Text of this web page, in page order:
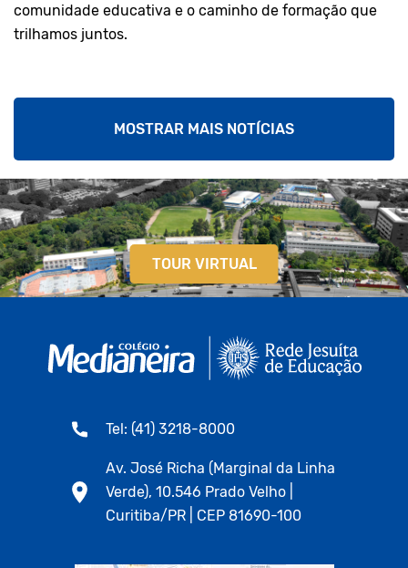
comunidade educativa e o caminho de formação que
trilhamos juntos.
MOSTRAR MAIS NOTÍCIAS
TOUR VIRTUAL
Tel: (41) 3218-8000
Av. José Richa (Marginal da Linha
Verde), 10.546 Prado Velho |
Curitiba/PR | CEP 81690-100